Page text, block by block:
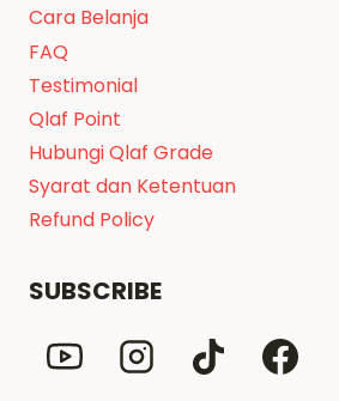
Cara Belanja
FAQ
Testimonial
Qlaf Point
Hubungi Qlaf Grade
Syarat dan Ketentuan
Refund Policy
SUBSCRIBE